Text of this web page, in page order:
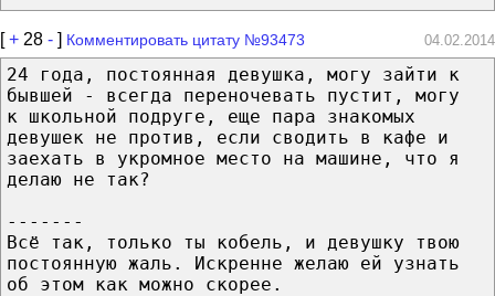
[+ 28 - ] Комментировать цитату №93473 04.02.2014
24 года, постоянная девушка, могу зайти к
бывшей - всегда переночевать пустит, могу
к школьной подруге, еще пара знакомых
девушек не против, если сводить в кафе и
заехать в укромное место на машине, что я
делаю не так?
-------
Всё так, только ты кобель, и девушку твою
постоянную жаль. Искренне желаю ей узнать
об этом как можно скорее.